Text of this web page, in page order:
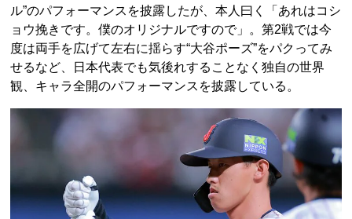
ル”のパフォーマンスを披露したが、本人曰く「あれはコシ
ョウ挽きです。僕のオリジナルですので」。第2戦では今
度は両手を広げて左右に揺らす“大谷ポーズ”をパクってみ
せるなど、日本代表でも気後れすることなく独自の世界
観、キャラ全開のパフォーマンスを披露している。